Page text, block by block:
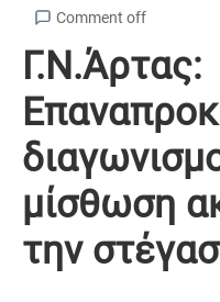
Comment off
Γ.Ν.Άρτας:
μίσθωση
την